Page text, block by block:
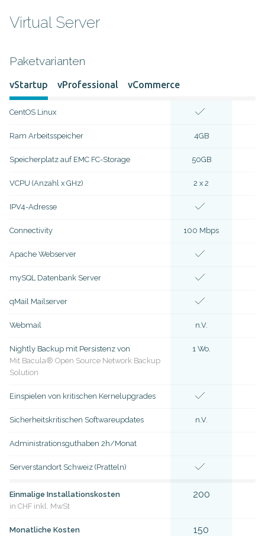
Virtual Server
Paketvarianten
vStartup vProfessional vCommerce
CentOS Linux
Ram Arbeitsspeicher
Speicherplatz auf EMC FC-Storage
VCPU (Anzahl x GHz)
IPV4-Adresse
Connectivity
Apache Webserver
mySQL Datenbank Server
qMail Mailserver
Webmail
Nightly Backup mit Persistenz von
Mit Bacula® Open Source Network Backup
Solution
Einspielen von kritischen Kernelupgrades
Sicherheitskritischen Softwareupdates
Administrationsguthaben 2h/Monat
Serverstandort Schweiz (Pratteln)
Einmalige Installationskosten
in CHF inkl. MwSt
Monatliche Kosten
4GB
50GB
2 x 2
100 Mbps
n.V.
1 Wo.
n.V.
200
150